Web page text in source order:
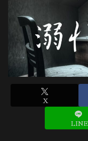
X
LINE